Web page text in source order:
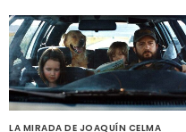
LA MIRADA DE JOAQUÍN CELMA